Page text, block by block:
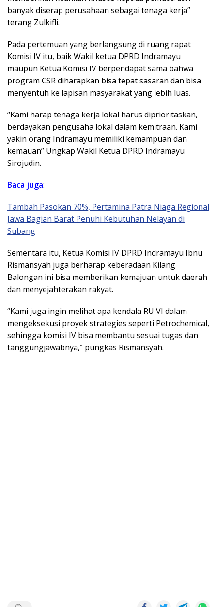
banyak diserap perusahaan sebagai tenaga kerja”
terang Zulkifli.
Pada pertemuan yang berlangsung di ruang rapat
Komisi IV itu, baik Wakil ketua DPRD Indramayu
maupun Ketua Komisi IV berpendapat sama bahwa
program CSR diharapkan bisa tepat sasaran dan bisa
menyentuh ke lapisan masyarakat yang lebih luas.
“Kami harap tenaga kerja lokal harus diprioritaskan,
berdayakan pengusaha lokal dalam kemitraan. Kami
yakin orang Indramayu memiliki kemampuan dan
kemauan” Ungkap Wakil Ketua DPRD Indramayu
Sirojudin.
Baca juga:
Tambah Pasokan 70%, Pertamina Patra Niaga Regional
Jawa Bagian Barat Penuhi Kebutuhan Nelayan di
Subang
Sementara itu, Ketua Komisi IV DPRD Indramayu Ibnu
Rismansyah juga berharap keberadaan Kilang
Balongan ini bisa memberikan kemajuan untuk daerah
dan menyejahterakan rakyat.
“Kami juga ingin melihat apa kendala RU VI dalam
mengeksekusi proyek strategies seperti Petrochemical,
sehingga komisi IV bisa membantu sesuai tugas dan
tanggungjawabnya,” pungkas Rismansyah.